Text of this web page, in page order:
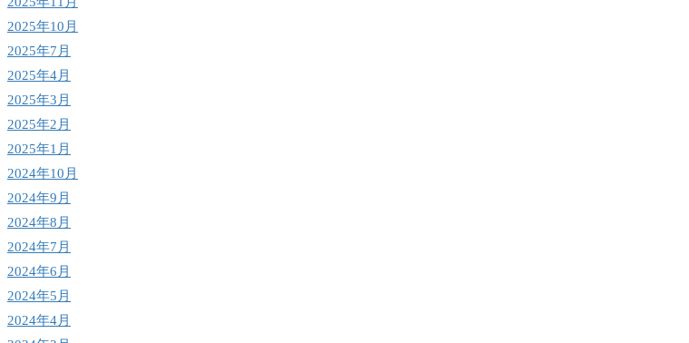
2025年10月
2025年7月
2025年4月
2025年3月
2025年2月
2025年1月
2024年10月
2024年9月
2024年8月
2024年7月
2024年6月
2024年5月
2024年4月